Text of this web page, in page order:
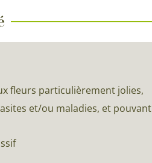
fleurs particulièrement jolies,
et/ou maladies, et pouvant